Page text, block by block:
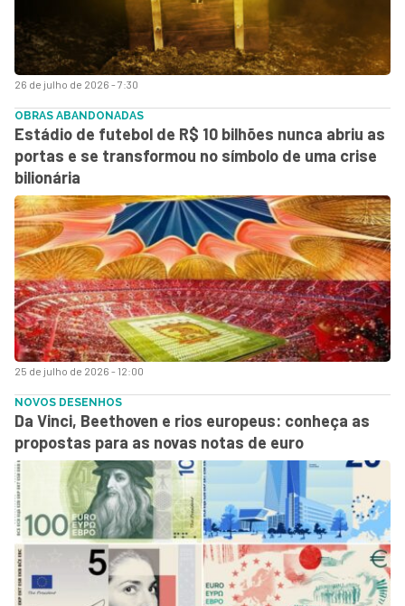
26 de julho de 2026 - 7:30
25 de julho de 2026 - 12:00
OBRAS ABANDONADAS
Estádio de futebol de R$ 10 bilhões nunca abriu as
portas e se transformou no símbolo de uma crise
bilionária
NOVOS DESENHOS
Da Vinci, Beethoven e rios europeus: conheça as
propostas para as novas notas de euro